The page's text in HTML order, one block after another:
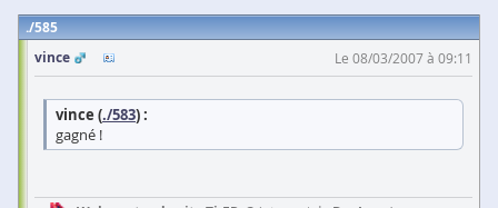
585
vince
Le 08/03/2007 à 09:11
vince (./583) :
gagné !